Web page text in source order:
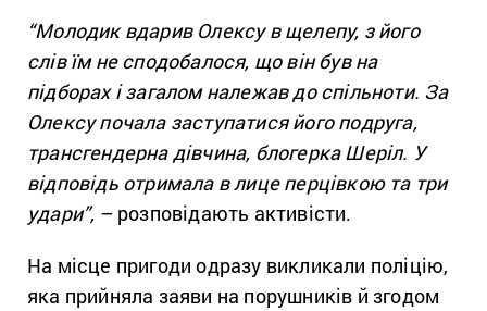
“Молодик вдарив Олексу в щелепу, з його
слів їм не сподобалося, що він був на
підборах і загалом належав до спільноти. За
Олексу почала заступатися його подруга,
трансгендерна дівчина, блогерка Шеріл. У
відповідь отримала в лице перцівкою та три
удари”, – розповідають активісти.
На місце пригоди одразу викликали поліцію,
яка прийняла заяви на порушників й згодом